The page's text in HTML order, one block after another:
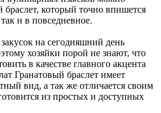
браслет, который точно впишется
и в повседневное.
на сегодняшний день
хозяйки порой не знают, что
в качестве главного акцента
Гранатовый браслет имеет
вид, а так же отличается своим
из простых и доступных